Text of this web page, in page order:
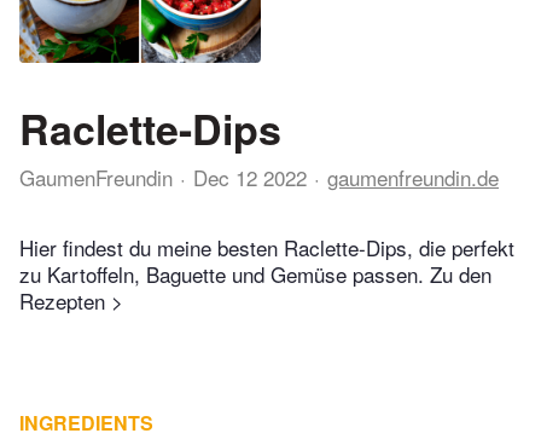
Raclette-Dips
GaumenFreundin Dec 12 2022 gaumenfreundin.de
Hier findest du meine besten Raclette-Dips, die perfekt
zu Kartoffeln, Baguette und Gemüse passen. Zu den
Rezepten >
INGREDIENTS